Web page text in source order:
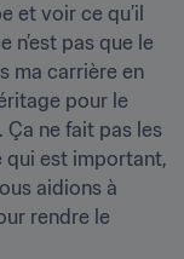
et voir ce qu’il
n’est pas que le
ma carrière en
pour le
ne fait pas les
qui est important,
aidions à
rendre le